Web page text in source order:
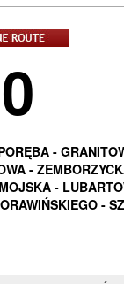
-
-
-
-